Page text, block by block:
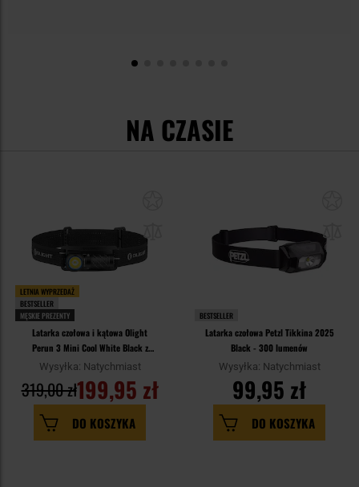
NA CZASIE
LETNIA WYPRZEDAŻ
BESTSELLER
MĘSKIE PREZENTY
Latarka czołowa i kątowa Olight
Perun 3 Mini Cool White Black z
opaską - 1250 lumenów
Wysyłka: Natychmiast
199,95 zł
319,00 zł
DO KOSZYKA
BESTSELLER
Latarka czołowa Petzl Tikkina 2025
Black - 300 lumenów
Wysyłka: Natychmiast
99,95 zł
DO KOSZYKA